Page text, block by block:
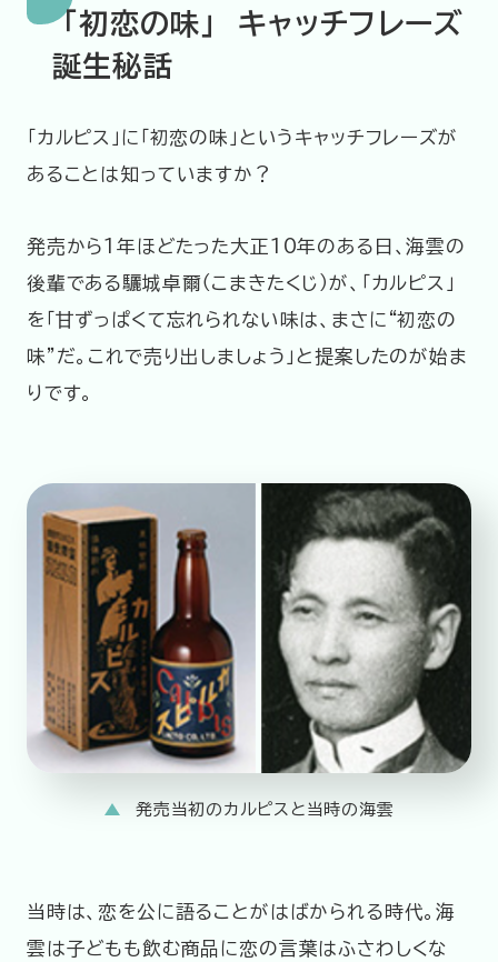
「初恋の味」 キャッチフレーズ
誕生秘話
「カルピス」に「初恋の味」というキャッチフレーズが
あることは知っていますか？
発売から1年ほどたった大正10年のある日、海雲の
後輩である驪城卓爾（こまきたくじ）が、「カルピス」
を「甘ずっぱくて忘れられない味は、まさに“初恋の
味”だ。これで売り出しましょう」と提案したのが始ま
りです。
発売当初のカルピスと当時の海雲
当時は、恋を公に語ることがはばかられる時代。海
雲は子どもも飲む商品に恋の言葉はふさわしくな